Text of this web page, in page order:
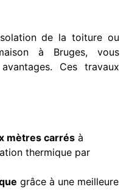
de la toiture ou
à Bruges, vous
Ces travaux
mètres carrés à
thermique par
grâce à une meilleure